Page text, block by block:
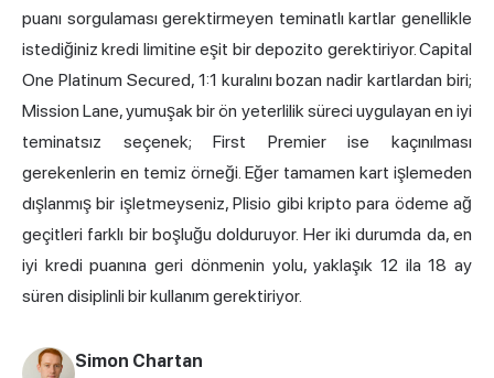
puanı sorgulaması gerektirmeyen teminatlı kartlar genellikle
istediğiniz kredi limitine eşit bir depozito gerektiriyor. Capital
One Platinum Secured, 1:1 kuralını bozan nadir kartlardan biri;
Mission Lane, yumuşak bir ön yeterlilik süreci uygulayan en iyi
teminatsız seçenek; First Premier ise kaçınılması
gerekenlerin en temiz örneği. Eğer tamamen kart işlemeden
dışlanmış bir işletmeyseniz, Plisio gibi kripto para ödeme ağ
geçitleri farklı bir boşluğu dolduruyor. Her iki durumda da, en
iyi kredi puanına geri dönmenin yolu, yaklaşık 12 ila 18 ay
süren disiplinli bir kullanım gerektiriyor.
Simon Chartan